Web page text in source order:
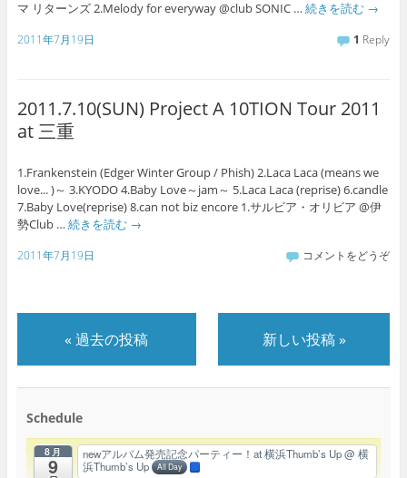
マ リターンズ 2.Melody for everyway @club SONIC … 続きを読む →
2011年7月19日 1 Reply
2011.7.10(SUN) Project A 10TION Tour 2011
at 三重
1.Frankenstein (Edger Winter Group / Phish) 2.Laca Laca (means we
love... )～ 3.KYODO 4.Baby Love～jam～ 5.Laca Laca (reprise) 6.candle
7.Baby Love(reprise) 8.can not biz encore 1.サルビア・オリビア @伊
勢Club … 続きを読む →
2011年7月19日 コメントをどうぞ
« 過去の投稿 新しい投稿»
Schedule
8月
9 newアルバム発売記念パーティー！at 横浜Thumb’s Up@ 横
浜Thumb’s Up
All Day